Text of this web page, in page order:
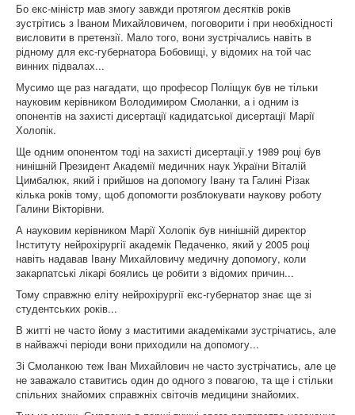
Бо екс-міністр мав змогу завжди протягом десятків років
зустрітись з Іваном Михайловичем, поговорити і при необхідності
висловити в претензії. Мало того, вони зустрічались навіть в
рідному для екс-губернатора Бобовищі, у відомих на той час
винних підвалах...
Мусимо ще раз нагадати, що професор Поліщук був не тільки
науковим керівником Володимиром Смоланки, а і одним із
опонентів на захисті дисертації кадидатської дисертації Марії
Холопік.
Ще одним опонентом тоді на захисті дисертації.у 1989 році був
нинішній Президент Академії медичних наук України Віталій
Цимбалюк, який і прийшов на допомогу Івану та Галині Різак
кілька років тому, щоб допомогти розблокувати наукову роботу
Галини Вікторівни.
А науковим керівником Марії Холопік був нинішній директор
Інституту нейрохірургії академік Педаченко, який у 2005 році
навіть надавав Івану Михайловичу медичну допомогу, коли
закарпатські лікарі боялись це робити з відомих причин...
Тому справжню еліту нейрохірургії екс-губернатор знає ще зі
студентських років...
В житті не часто йому з маститими академіками зустрічатись, але
в найважчі періоди вони приходили на допомогу...
Зі Смоланкою теж Іван Михайлович не часто зустрічатись, але це
не заважало ставитись один до одного з повагою, та ще і стільки
спільних знайомих справжніх світочів медицини знайомих.